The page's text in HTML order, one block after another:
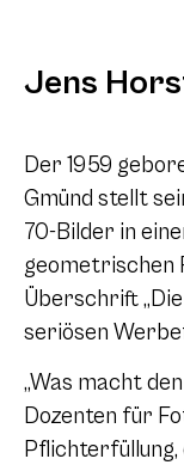
Jens
Der 1959
Gmünd stellt
70-Bilder in
geometrischen
Überschrift
seriösen
„Was macht
Dozenten für